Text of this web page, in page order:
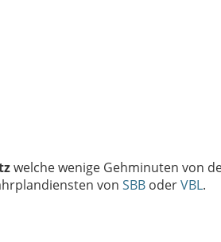
welche wenige Gehminuten von
von SBB oderVBL.